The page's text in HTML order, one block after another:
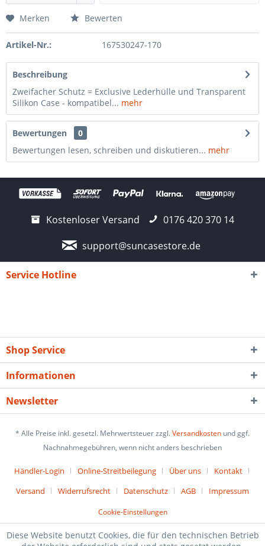
Merken Bewerten
Artikel-Nr.: 167530247-170
Beschreibung
Zweifacher Schutz = Exclusive Lederhülle und Transparent
Silikon Case - kompatibel... mehr
Bewertungen
0
Bewertungen lesen, schreiben und diskutieren... mehr
Kostenloser Versand
0176 420 370 14
support@suncasestore.de
Service Hotline
Shop Service
Informationen
Newsletter
* Alle Preise inkl. gesetzl. Mehrwertsteuer zzgl.Versandkosten und ggf.
Nachnahmegebühren, wenn nicht anders beschrieben
Händler-Login Online-Streitbeilegung Über uns
Kontakt
Versand
Widerrufsrecht Datenschutz AGB Impressum
Cookie-Einstellungen
Diese Website benutzt Cookies, die für den technischen Betrieb